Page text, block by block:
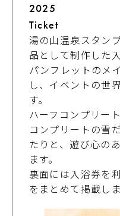
2025
Ticket
湯の山温泉スタン
品として制作した
パンフレットのメ
し、イベントの世
す。
ハーフコンプリー
コンプリートの雪
たりと、遊び心の
ます。
裏面には入浴券を
をまとめて掲載し